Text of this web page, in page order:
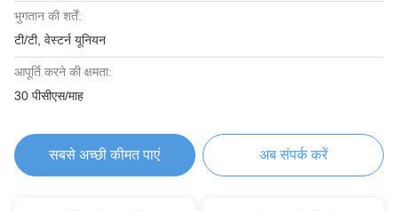
भुगतान की शर्तें:
टी/टी, वेस्टर्न यूनियन
आपूर्ति करने की क्षमता:
30 पीसीएस/माह
सबसे अच्छी कीमत पाएं अब संपर्क करें